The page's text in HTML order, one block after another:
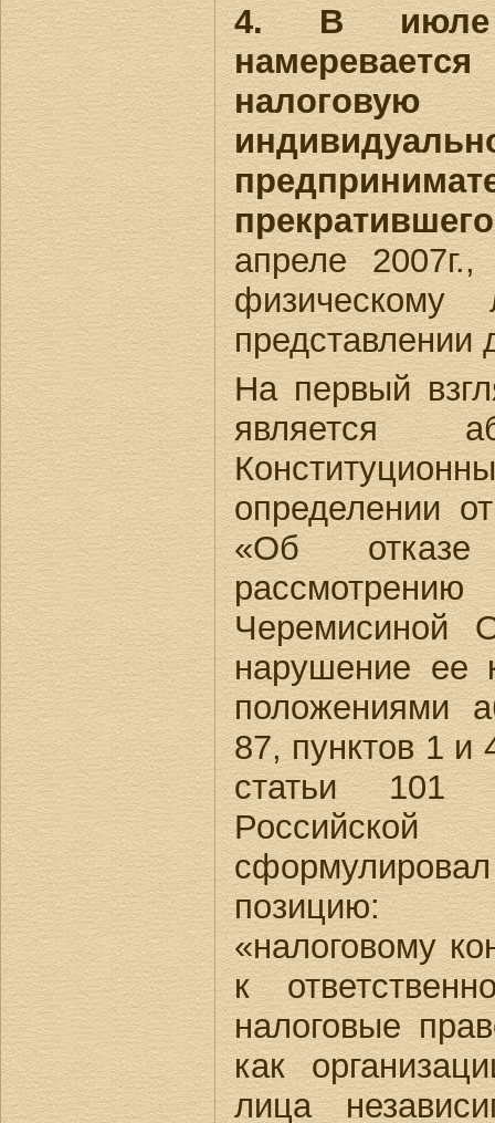
4. В
апреле
представлении
На первый
является
определении
«Об
Черемисиной
нарушение ее
положениями
87, пунктов 1 и
статьи 101
позицию:
«налоговому
к
налоговые
как
лица